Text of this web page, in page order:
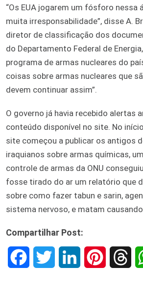
“Os EUA jogarem um fósforo nessa
muita irresponsabilidade”, disse A.
diretor de classificação dos
do Departamento Federal de
programa de armas nucleares do
coisas sobre armas nucleares que
devem continuar assim”.
O governo já havia recebido alertas
conteúdo disponível no site. No
site começou a publicar os antigos
iraquianos sobre armas químicas,
controle de armas da ONU
fosse tirado do ar um relatório que
sobre como fazer tabun e sarin,
sistema nervoso, e matam
Compartilhar Post: